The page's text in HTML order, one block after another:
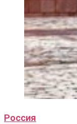
Россия